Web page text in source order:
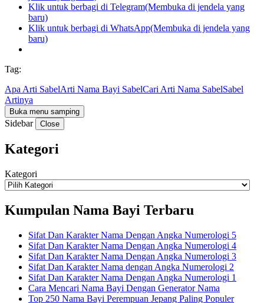
Klik untuk berbagi di Telegram(Membuka di jendela yang
baru)
Klik untuk berbagi di WhatsApp(Membuka di jendela yang
baru)
Tag:
Apa Arti SabelArti Nama Bayi SabelCari Arti Nama SabelSabel
Artinya
Buka menu samping
Sidebar Close
Kategori
Kategori
Kumpulan Nama Bayi Terbaru
Sifat Dan Karakter Nama Dengan Angka Numerologi 5
Sifat Dan Karakter Nama Dengan Angka Numerologi 4
Sifat Dan Karakter Nama Dengan Angka Numerologi 3
Sifat Dan Karakter Nama dengan Angka Numerologi 2
Sifat Dan Karakter Nama Dengan Angka Numerologi 1
Cara Mencari Nama Bayi Dengan Generator Nama
Top 250 Nama Bayi Perempuan Jepang Paling Populer